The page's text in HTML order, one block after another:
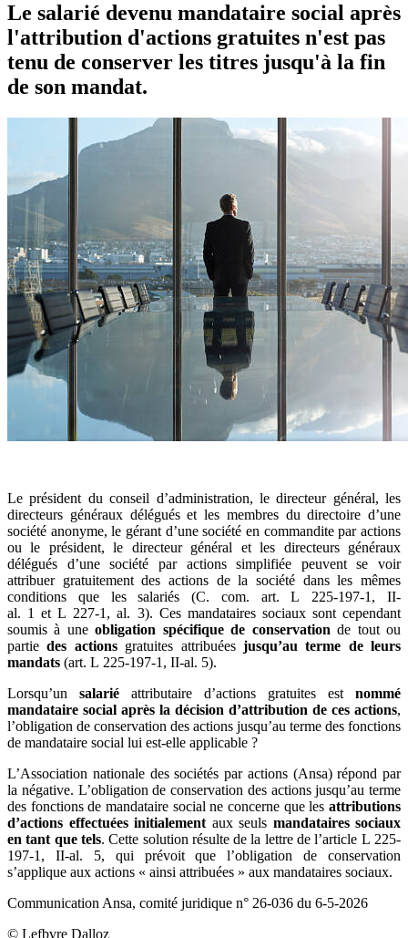
Le salarié devenu mandataire social après
l'attribution d'actions gratuites n'est pas
tenu de conserver les titres jusqu'à la fin
de son mandat.
Le président du conseil d’administration, le directeur général, les
directeurs généraux délégués et les membres du directoire d’une
société anonyme, le gérant d’une société en commandite par actions
ou le président, le directeur général et les directeurs généraux
délégués d’une société par actions simplifiée peuvent se voir
attribuer gratuitement des actions de la société dans les mêmes
conditions que les salariés (C. com. art. L 225-197-1, II-
al. 1 et L 227-1, al. 3). Ces mandataires sociaux sont cependant
soumis à uneobligation spécifique de conservation de tout ou
partiedes actionsgratuites attribuées jusqu’au terme de leurs
mandats (art. L 225-197-1, II-al. 5).
Lorsqu’un salarié attributaire d’actions gratuites est nommé
mandataire social après la décision d’attribution de ces actions,
l’obligation de conservation des actions jusqu’au terme des fonctions
de mandataire social lui est-elle applicable ?
L’Association nationale des sociétés par actions (Ansa) répond par
la négative. L’obligation de conservation des actions jusqu’au terme
des fonctions de mandataire social ne concerne que les attributions
d’actions effectuées initialement aux seuls mandataires sociaux
en tant que tels. Cette solution résulte de la lettre de l’article L 225-
197-1, II-al. 5, qui prévoit que l’obligation de conservation
s’applique aux actions « ainsi attribuées » aux mandataires sociaux.
Communication Ansa, comité juridique n° 26-036 du 6-5-2026
© Lefbvre Dalloz